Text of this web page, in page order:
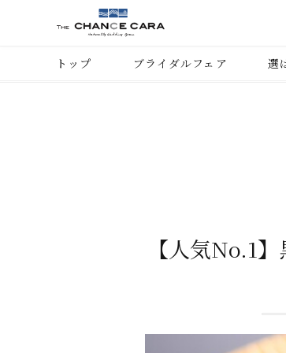
トップ ブライダルフェア 選
【人気No.1